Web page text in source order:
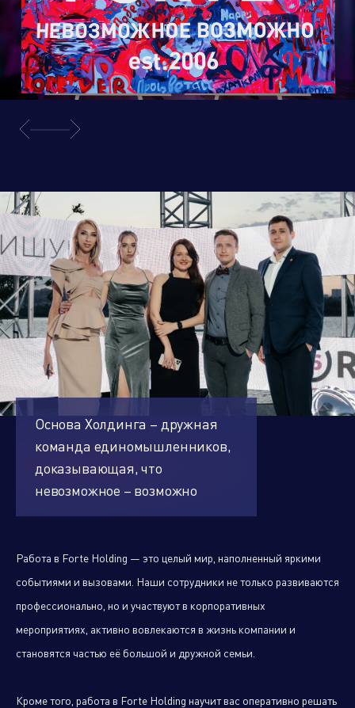
Основа Холдинга – дружная
команда единомышленников,
доказывающая, что
невозможное – возможно
Работа в Forte Holding — это целый мир, наполненный яркими
событиями и вызовами. Наши сотрудники не только развиваются
профессионально, но и участвуют в корпоративных
мероприятиях, активно вовлекаются в жизнь компании и
становятся частью её большой и дружной семьи.
Кроме того, работа в Forte Holding научит вас оперативно решать